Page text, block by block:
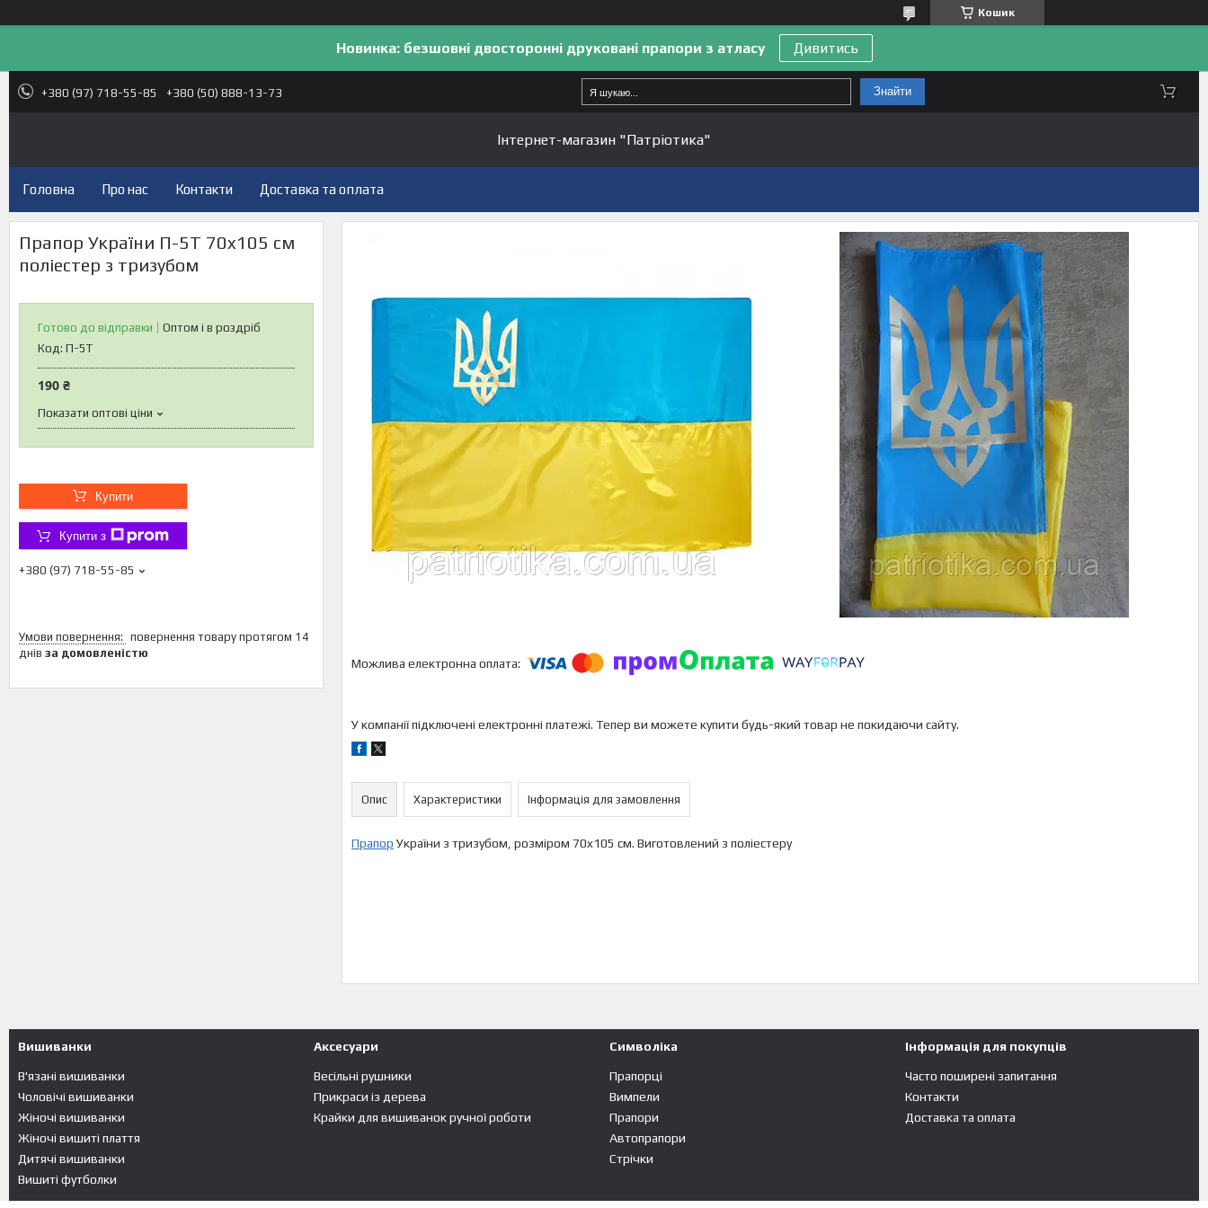
Кошик
Новинка: безшовні двосторонні друковані прапори з атласу Дивитись
+380 (97) 718-55-85 +380 (50) 888-13-73 Знайти
Інтернет-магазин "Патріотика"
Головна Про нас Контакти Доставка та оплата
Прапор України П-5Т 70x105 см
поліестер з тризубом
Готово до відправки
Оптом і в роздріб
Код: П-5Т
190 ₴
Показати оптові ціни
Купити
Купити з
+380 (97) 718-55-85
повернення товару протягом 14
днів за домовленістю
У компанії підключені електронні платежі. Тепер ви можете купити будь-який товар не покидаючи сайту.
Опис Характеристики Інформація для замовлення
Прапор України з тризубом, розміром 70x105 см. Виготовлений з поліестеру
Вишиванки
В'язані вишиванки
Чоловічі вишиванки
Жіночі вишиванки
Жіночі вишиті плаття
Дитячі вишиванки
Вишиті футболки
Аксесуари
Весільні рушники
Прикраси із дерева
Крайки для вишиванок ручної роботи
Символіка
Прапорці
Вимпели
Прапори
Автопрапори
Стрічки
Інформація для покупців
Часто поширені запитання
Контакти
Доставка та оплата